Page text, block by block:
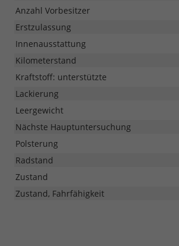
Anzahl Vorbesitzer
Erstzulassung
Innenausstattung
Kilometerstand
Kraftstoff: unterstützte
Lackierung
Leergewicht
Nächste Hauptuntersuchung
Polsterung
Radstand
Zustand
Zustand, Fahrfähigkeit